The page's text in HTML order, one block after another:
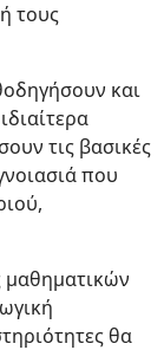
τους
και
τις βασικές
που
μαθηματικών
θα